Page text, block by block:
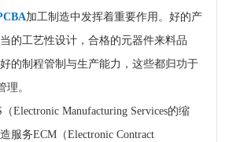
加工制造中发挥着重要作用。好的产
的工艺性设计，合格的元器件来料品
的制程管制与生产能力，这些都归功于
理。
（Electronic Manufacturing Services的缩
服务ECM （Electronic Contract